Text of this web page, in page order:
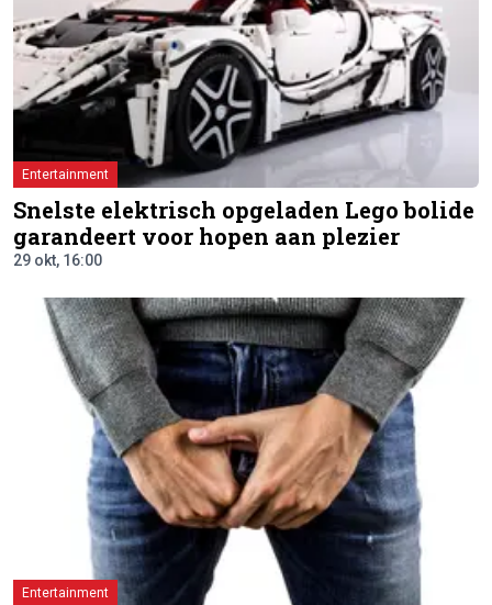
Entertainment
Snelste elektrisch opgeladen Lego bolide
garandeert voor hopen aan plezier
29 okt, 16:00
Entertainment